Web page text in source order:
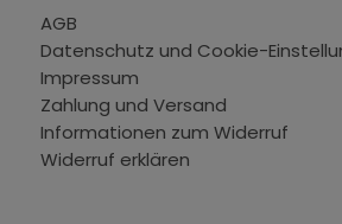
AGB
Datenschutz und Cookie-
Impressum
Zahlung und Versand
Informationen zum Widerruf
Widerruf erklären